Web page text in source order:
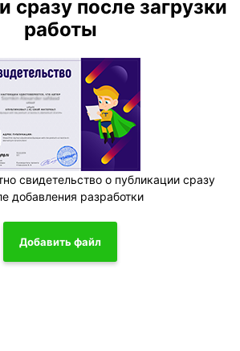
сразу после загрузки
работы
свидетельство о публикации сразу
добавления разработки
Добавить файл